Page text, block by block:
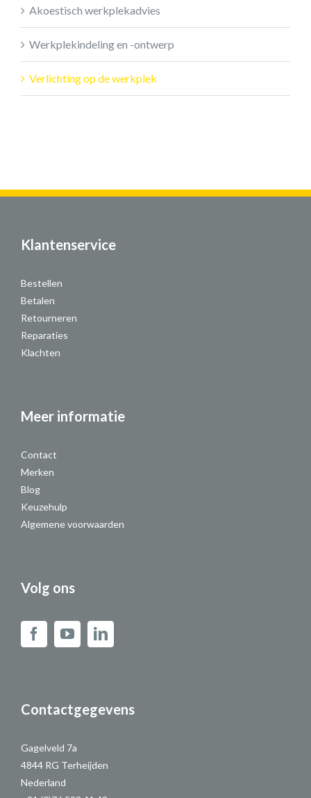
Akoestisch werkplekadvies
Werkplekindeling en -ontwerp
Verlichting op de werkplek
Klantenservice
Bestellen
Betalen
Retourneren
Reparaties
Klachten
Meer informatie
Contact
Merken
Blog
Keuzehulp
Algemene voorwaarden
Volg ons
Contactgegevens
Gagelveld 7a
4844 RG Terheijden
Nederland